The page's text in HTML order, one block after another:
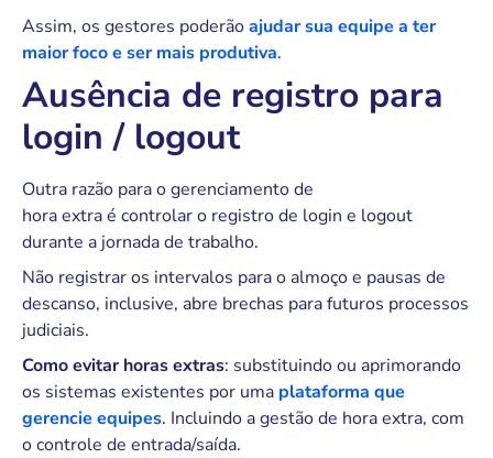
Assim, os gestores poderãoajudar sua equipe a ter
maior foco e ser mais produtiva.
Ausência de registro para
login / logout
Outra razão para o gerenciamento de
hora extra é controlar o registro de login e logout
durante a jornada de trabalho.
Não registrar os intervalos para o almoço e pausas de
descanso, inclusive, abre brechas para futuros processos
judiciais.
Como evitar horas extras: substituindo ou aprimorando
os sistemas existentes por uma plataforma que
gerencie equipes. Incluindo a gestão de hora extra, com
o controle de entrada/saída.